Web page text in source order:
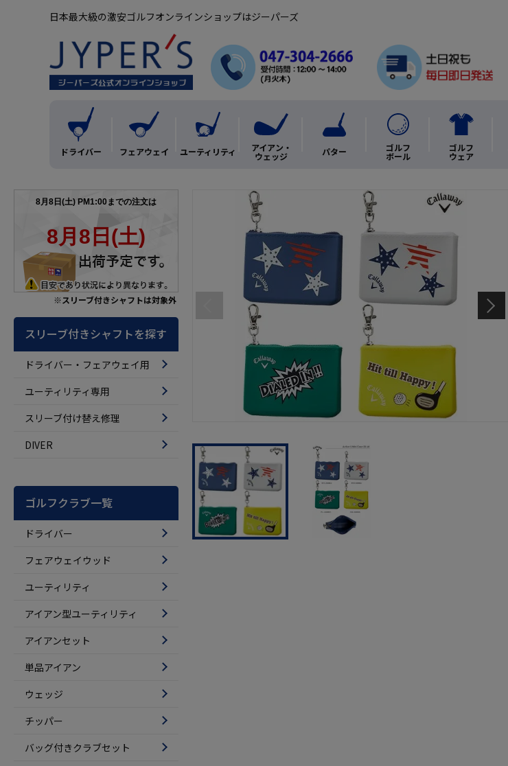
日本最大級の激安ゴルフオンラインショップはジーパーズ
ドライバー フェアウェイ ユーティリティ アイアン・
ウェッジ パター ゴルフ
ボール
ゴルフ
ウェア
※スリーブ付きシャフトは対象外
スリーブ付きシャフトを探す
ドライバー・フェアウェイ用
ユーティリティ専用
スリーブ付け替え修理
DIVER
ゴルフクラブ一覧
ドライバー
フェアウェイウッド
ユーティリティ
アイアン型ユーティリティ
アイアンセット
単品アイアン
ウェッジ
チッパー
バッグ付きクラブセット